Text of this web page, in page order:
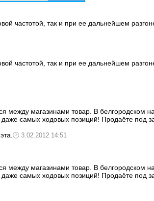
частотой, так и при ее дальнейшем
частотой, так и при ее дальнейшем
между магазинами товар. В белгородском
самых ходовых позиций! Продаёте под
3.02.2012 14:51
между магазинами товар. В белгородском
самых ходовых позиций! Продаёте под